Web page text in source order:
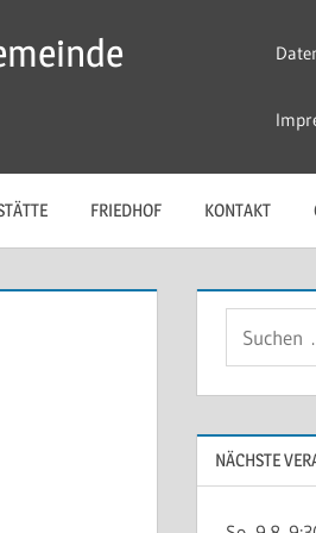
FRIEDHOF KONTAKT
NÄCHSTE